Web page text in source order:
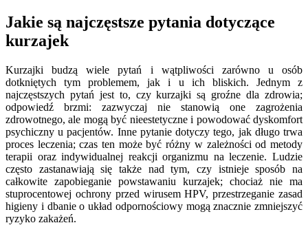
Jakie są najczęstsze pytania dotyczące
kurzajek
Kurzajki budzą wiele pytań i wątpliwości zarówno u osób
dotkniętych tym problemem, jak i u ich bliskich. Jednym z
najczęstszych pytań jest to, czy kurzajki są groźne dla zdrowia;
odpowiedź brzmi: zazwyczaj nie stanowią one zagrożenia
zdrowotnego, ale mogą być nieestetyczne i powodować dyskomfort
psychiczny u pacjentów. Inne pytanie dotyczy tego, jak długo trwa
proces leczenia; czas ten może być różny w zależności od metody
terapii oraz indywidualnej reakcji organizmu na leczenie. Ludzie
często zastanawiają się także nad tym, czy istnieje sposób na
całkowite zapobieganie powstawaniu kurzajek; chociaż nie ma
stuprocentowej ochrony przed wirusem HPV, przestrzeganie zasad
higieny i dbanie o układ odpornościowy mogą znacznie zmniejszyć
ryzyko zakażeń.